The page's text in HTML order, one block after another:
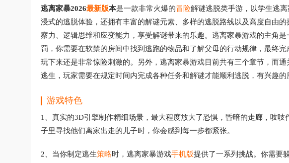
逃离家暴2026最新版本是一款非常火爆的冒险解谜逃脱类手游，以学生逃
浸式的逃脱体验，还拥有丰富的解谜元素、多样的逃脱路线以及高度自由
察力、逻辑思维和应变能力，享受解谜带来的乐趣。逃离家暴游戏的主角
罚，你需要在软禁的房间中找到逃跑的物品和了解父母的行动规律，最终
玩下来还是非常惊险刺激的。另外，逃离家暴游戏目前共有三个章节，而
逃生，玩家需要在规定时间内完成各种任务和解谜才能顺利逃脱，有兴趣的
游戏特色
1、真实的3D引擎制作精细场景，最大程度放大了恐惧，昏暗的走廊，吱
子里寻找他们离家出走的儿子时，你会感到每一步都紧张。
2、当你制定逃生策略时，逃离家暴游戏手机版提供了一系列挑战。你需要